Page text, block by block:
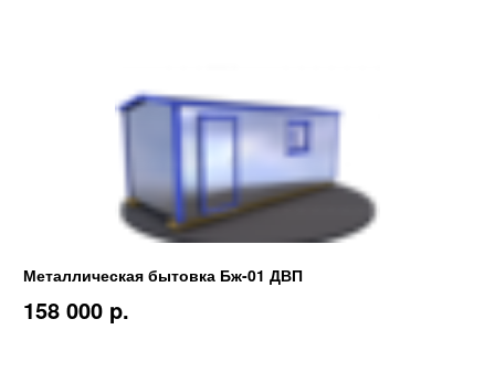
Металлическая бытовка Бж-01 ДВП
158 000 p.